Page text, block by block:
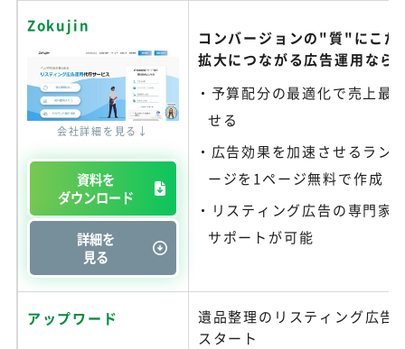
Zokujin
会社詳細を見る↓
資料を
ダウンロード
詳細を
見る
コンバージョンの"質"にこだ
拡大につながる広告運用なら
予算配分の最適化で売上最
せる
広告効果を加速させるラン
ージを1ページ無料で作成
リスティング広告の専門家
サポートが可能
アップワード
遺品整理のリスティング広告
スタート